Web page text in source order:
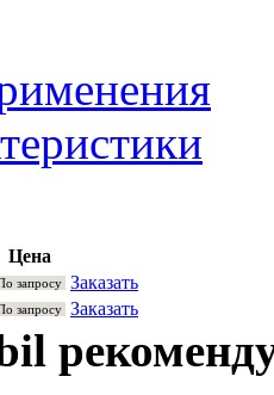
Цена
запросу Заказать
запросу Заказать